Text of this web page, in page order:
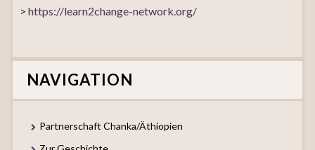
> https://learn2change-network.org/
NAVIGATION
Partnerschaft Chanka/Äthiopien